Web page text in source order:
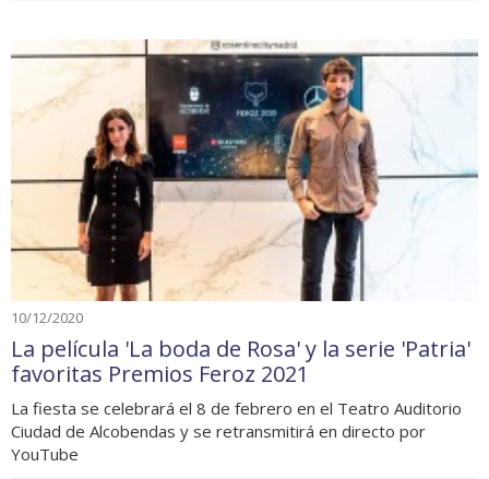
10/12/2020
La película 'La boda de Rosa' y la serie 'Patria'
favoritas Premios Feroz 2021
La fiesta se celebrará el 8 de febrero en el Teatro Auditorio
Ciudad de Alcobendas y se retransmitirá en directo por
YouTube